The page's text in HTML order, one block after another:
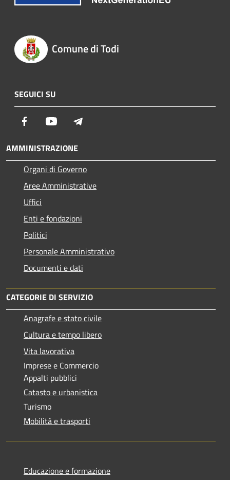
Comune di Todi
SEGUICI SU
Facebook Youtube
AMMINISTRAZIONE
Organi di Governo
Aree Amministrative
Uffici
Enti e fondazioni
Politici
Personale Amministrativo
Documenti e dati
CATEGORIE DI SERVIZIO
Anagrafe e stato civile
Cultura e tempo libero
Vita lavorativa
Imprese e Commercio
Appalti pubblici
Catasto e urbanistica
Turismo
Mobilità e trasporti
Educazione e formazione